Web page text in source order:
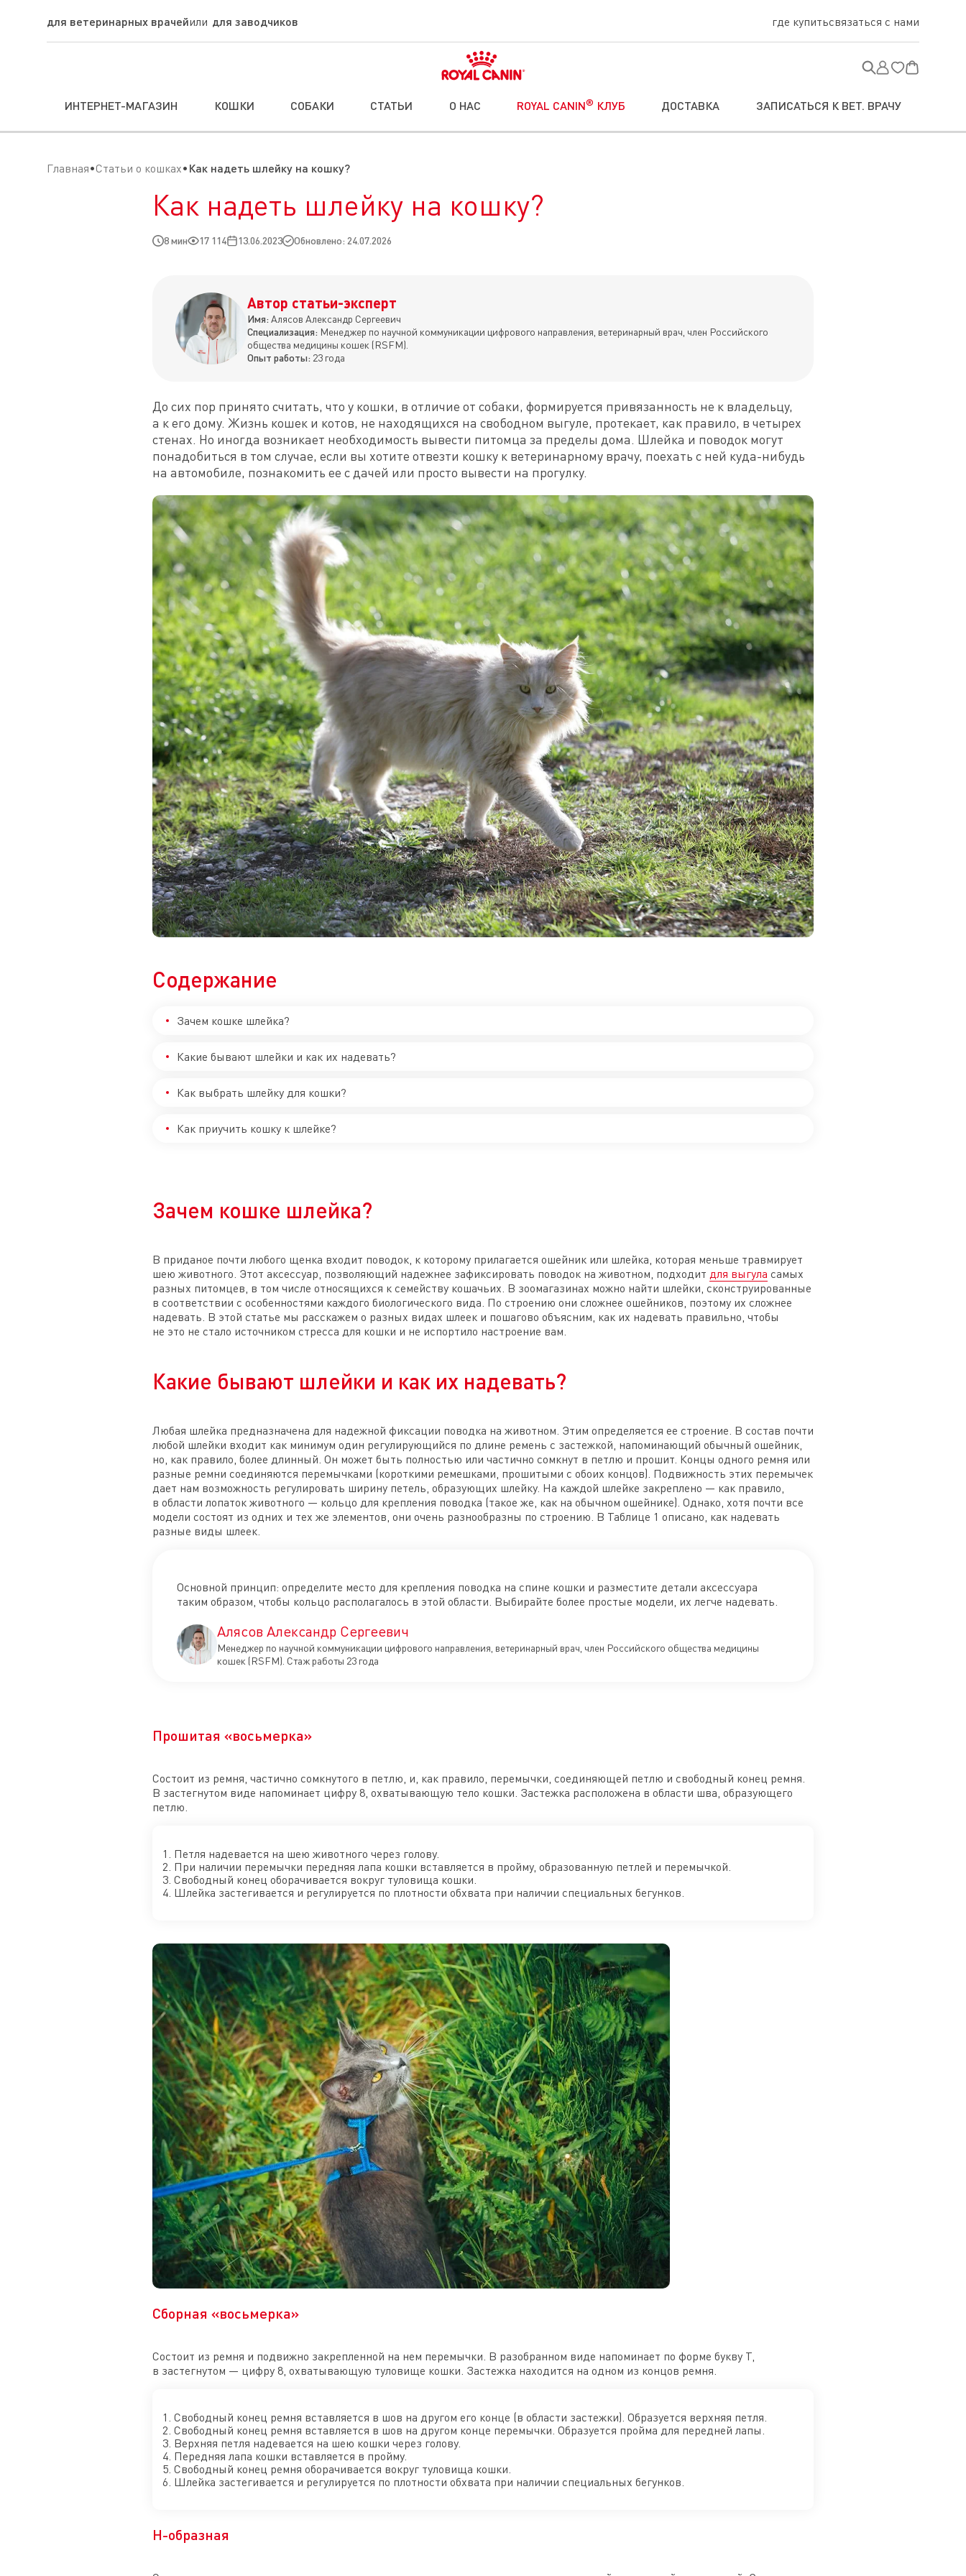
для ветеринарных врачей для заводчиков где купитьсвязаться с нами
ИНТЕРНЕТ-МАГАЗИН КОШКИ СОБАКИ СТАТЬИ О НАС ROYAL CANIN® КЛУБ ДОСТАВКА ЗАПИСАТЬСЯ К ВЕТ. ВРАЧУ
Главная Статьи о кошках Как надеть шлейку на кошку?
Как надеть шлейку на кошку?
8 мин 17 114 13.06.2023 Обновлено: 24.07.2026
Автор статьи-эксперт
Имя: Алясов Александр Сергеевич
Специализация: Менеджер по научной коммуникации цифрового направления, ветеринарный врач, член Российского
общества медицины кошек (RSFM).
Опыт работы: 23 года
До сих пор принято считать, что у кошки, в отличие от собаки, формируется привязанность не к владельцу,
а к его дому. Жизнь кошек и котов, не находящихся на свободном выгуле, протекает, как правило, в четырех
стенах. Но иногда возникает необходимость вывести питомца за пределы дома. Шлейка и поводок могут
понадобиться в том случае, если вы хотите отвезти кошку к ветеринарному врачу, поехать с ней куда-нибудь
на автомобиле, познакомить ее с дачей или просто вывести на прогулку.
Содержание
Зачем кошке шлейка?
Какие бывают шлейки и как их надевать?
Как выбрать шлейку для кошки?
Как приучить кошку к шлейке?
Зачем кошке шлейка?
В приданое почти любого щенка входит поводок, к которому прилагается ошейник или шлейка, которая меньше травмирует
шею животного. Этот аксессуар, позволяющий надежнее зафиксировать поводок на животном, подходит для выгула самых
разных питомцев, в том числе относящихся к семейству кошачьих. В зоомагазинах можно найти шлейки, сконструированные
в соответствии с особенностями каждого биологического вида. По строению они сложнее ошейников, поэтому их сложнее
надевать. В этой статье мы расскажем о разных видах шлеек и пошагово объясним, как их надевать правильно, чтобы
не это не стало источником стресса для кошки и не испортило настроение вам.
Какие бывают шлейки и как их надевать?
Любая шлейка предназначена для надежной фиксации поводка на животном. Этим определяется ее строение. В состав почти
любой шлейки входит как минимум один регулирующийся по длине ремень с застежкой, напоминающий обычный ошейник,
но, как правило, более длинный. Он может быть полностью или частично сомкнут в петлю и прошит. Концы одного ремня или
разные ремни соединяются перемычками (короткими ремешками, прошитыми с обоих концов). Подвижность этих перемычек
дает нам возможность регулировать ширину петель, образующих шлейку. На каждой шлейке закреплено — как правило,
в области лопаток животного — кольцо для крепления поводка (такое же, как на обычном ошейнике). Однако, хотя почти все
модели состоят из одних и тех же элементов, они очень разнообразны по строению. В Таблице 1 описано, как надевать
разные виды шлеек.
Основной принцип: определите место для крепления поводка на спине кошки и разместите детали аксессуара
таким образом, чтобы кольцо располагалось в этой области. Выбирайте более простые модели, их легче надевать.
Алясов Александр Сергеевич
Менеджер по научной коммуникации цифрового направления, ветеринарный врач, член Российского общества медицины
кошек (RSFM). Стаж работы 23 года
Прошитая «восьмерка»
Состоит из ремня, частично сомкнутого в петлю, и, как правило, перемычки, соединяющей петлю и свободный конец ремня.
В застегнутом виде напоминает цифру 8, охватывающую тело кошки. Застежка расположена в области шва, образующего
петлю.
Петля надевается на шею животного через голову.
При наличии перемычки передняя лапа кошки вставляется в пройму, образованную петлей и перемычкой.
Свободный конец оборачивается вокруг туловища кошки.
Шлейка застегивается и регулируется по плотности обхвата при наличии специальных бегунков.
Сборная «восьмерка»
Состоит из ремня и подвижно закрепленной на нем перемычки. В разобранном виде напоминает по форме букву Т,
в застегнутом — цифру 8, охватывающую туловище кошки. Застежка находится на одном из концов ремня.
Свободный конец ремня вставляется в шов на другом его конце (в области застежки). Образуется верхняя петля.
Свободный конец ремня вставляется в шов на другом конце перемычки. Образуется пройма для передней лапы.
Верхняя петля надевается на шею кошки через голову.
Передняя лапа кошки вставляется в пройму.
Свободный конец ремня оборачивается вокруг туловища кошки.
Шлейка застегивается и регулируется по плотности обхвата при наличии специальных бегунков.
H-образная